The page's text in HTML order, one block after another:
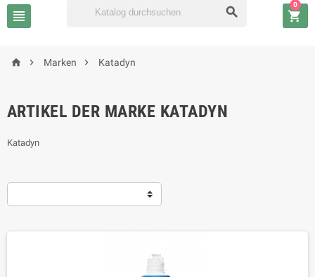
  
0
  Marken  Katadyn
ARTIKEL DER MARKE KATADYN
Katadyn